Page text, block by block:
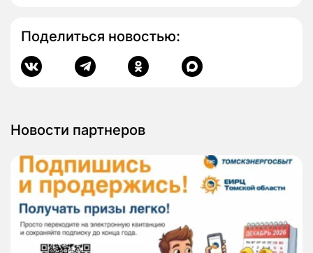
Поделиться новостью:
Новости партнеров